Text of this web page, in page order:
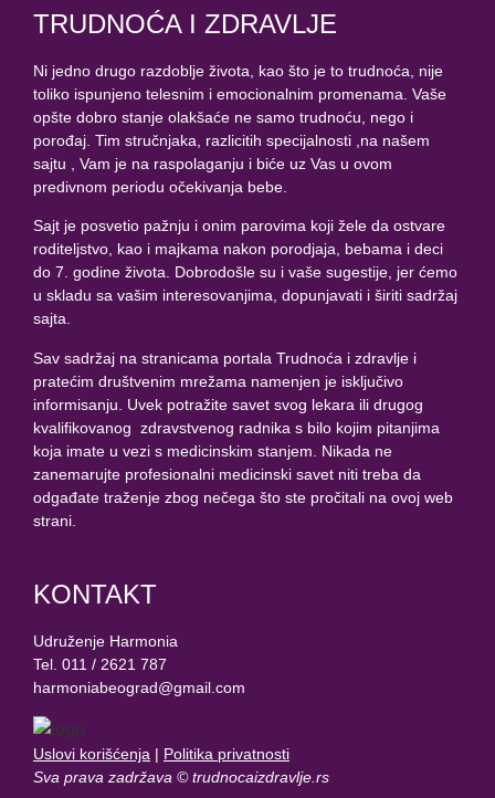
TRUDNOĆA I ZDRAVLJE
Ni jedno drugo razdoblje života, kao što je to trudnoća, nije
toliko ispunjeno telesnim i emocionalnim promenama. Vaše
opšte dobro stanje olakšaće ne samo trudnoću, nego i
porođaj. Tim stručnjaka, razlicitih specijalnosti ,na našem
sajtu , Vam je na raspolaganju i biće uz Vas u ovom
predivnom periodu očekivanja bebe.
Sajt je posvetio pažnju i onim parovima koji žele da ostvare
roditeljstvo, kao i majkama nakon porodjaja, bebama i deci
do 7. godine života. Dobrodošle su i vaše sugestije, jer ćemo
u skladu sa vašim interesovanjima, dopunjavati i širiti sadržaj
sajta.
Sav sadržaj na stranicama portala Trudnoća i zdravlje i
pratećim društvenim mrežama namenjen je isključivo
informisanju. Uvek potražite savet svog lekara ili drugog
kvalifikovanog zdravstvenog radnika s bilo kojim pitanjima
koja imate u vezi s medicinskim stanjem. Nikada ne
zanemarujte profesionalni medicinski savet niti treba da
odgađate traženje zbog nečega što ste pročitali na ovoj web
strani.
KONTAKT
Udruženje Harmonia
Tel. 011 / 2621 787
harmoniabeograd@gmail.com
Uslovi korišćenja | Politika privatnosti
Sva prava zadržava © trudnocaizdravlje.rs